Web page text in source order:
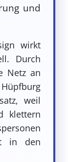
und
wirkt
Durch
Netz an
weil
klettern
in den